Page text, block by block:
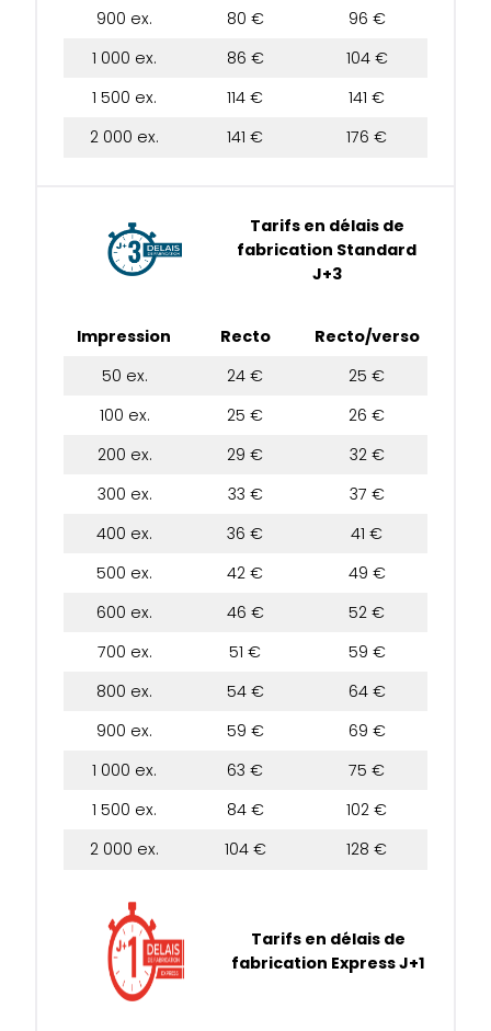
900 ex.
80 €
96 €
1 000 ex.
86 €
104 €
1 500 ex.
114 €
141 €
2 000 ex.
141 € 176 €
Tarifs en délais de
fabrication Standard
J+3
Impression Recto
Recto/verso
50 ex.
24 €
25 €
100 ex.
25 €
26 €
200 ex.
29 €
32 €
300 ex.
33 €
37 €
400 ex.
36 €
41 €
500 ex.
42 €
49 €
600 ex.
46 €
52 €
700 ex.
51 €
59 €
800 ex.
54 €
64 €
900 ex.
59 €
69 €
1 000 ex.
63 €
75 €
1 500 ex.
84 €
102 €
2 000 ex.
104 € 128 €
Tarifs en délais de
fabrication Express J+1